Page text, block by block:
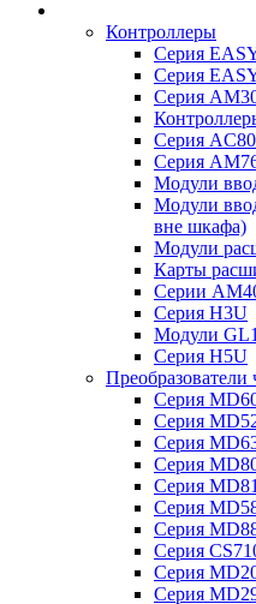
Контроллеры
Серия
Серия
Серия
Серия
Серия
Модули
Модули
вне шкафа)
Модули
Карты
Серии
Серия H3U
Модули
Серия H5U
Преобразователи
Серия
Серия
Серия
Серия
Серия
Серия
Серия
Серия
Серия
Серия